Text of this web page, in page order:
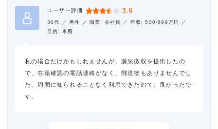
ユーザー評価 3.6
30代 ／ 男性 ／ 職業: 会社員 ／
年収: 500-699万円 ／
目的: 車費
私の場合だけかもしれませんが、源泉徴収を提出したの
で、在籍確認の電話連絡がなく、郵送物もありませんでし
た。周囲に知られることなく利用できたので、良かったで
す。